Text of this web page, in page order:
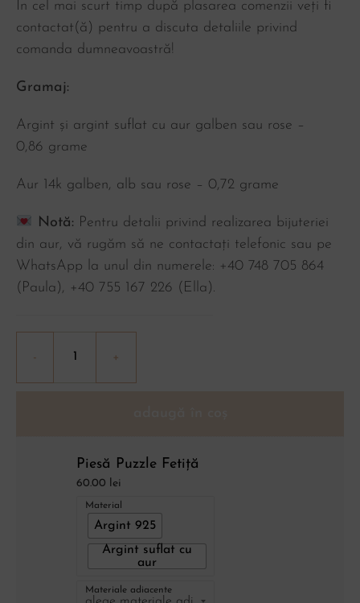
În cel mai scurt timp după plasarea comenzii veți fi
contactat(ă) pentru a discuta detaliile privind
comanda dumneavoastră!
Gramaj:
Argint și argint suflat cu aur galben sau rose –
0,86 grame
Aur 14k galben, alb sau rose – 0,72 grame
Notă: Pentru detalii privind realizarea bijuteriei
din aur, vă rugăm să ne contactați telefonic sau pe
WhatsApp la unul din numerele: +40 748 705 864
(Paula), ‪+40 755 167 226‬ (Ella).
Piesă Puzzle Fetiță
60.00 lei
Material
Argint 925
Argint suflat cu
aur
Materiale adiacente